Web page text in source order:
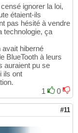
ignorer la loi,
étaient-ils
pas hésité à vendre
technologie, ça
hiberné
BlueTooth à leurs
auraient pu se
ils ont
1
0
#11